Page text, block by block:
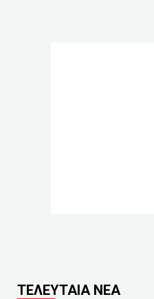
ΤΕΛΕΥΤΑΙΑ ΝΕΑ